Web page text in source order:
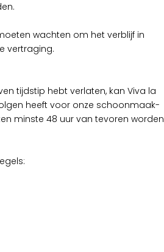
wachten om het verblijf in
vertraging.
tijdstip hebt verlaten, kan Viva la
heeft voor onze schoonmaak-
minste 48 uur van tevoren worden